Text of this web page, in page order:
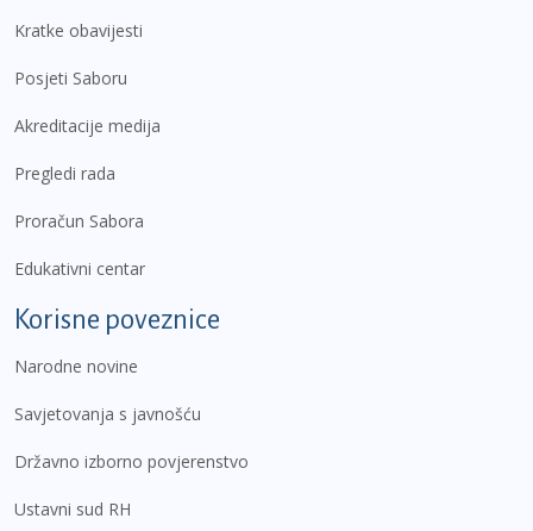
Kratke obavijesti
Posjeti Saboru
Akreditacije medija
Pregledi rada
Proračun Sabora
Edukativni centar
Korisne poveznice
Narodne novine
Savjetovanja s javnošću
Državno izborno povjerenstvo
Ustavni sud RH